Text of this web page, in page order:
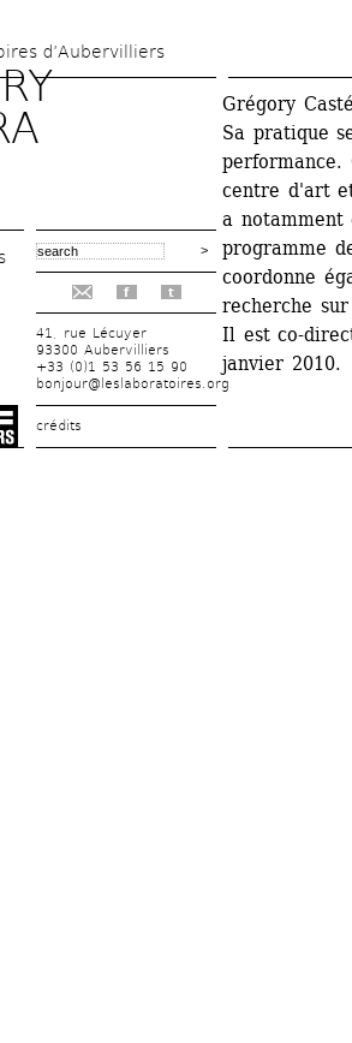
d’Aubervilliers
f t
41, rue Lécuyer
93300 Aubervilliers
+33 (0)1 53 56 15 90
bonjour@leslaboratoires.org
crédits
Grégory
Sa pratique
performance.
centre d'art
a
programme
coordonne
recherche
Il est co-
janvier 2010.